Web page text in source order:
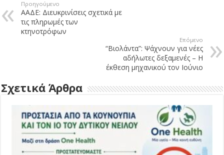
Προηγούμενο
ΑΑΔΕ: Διευκρινίσεις σχετικά με
τις πληρωμές των
κτηνοτρόφων
Επόμενο
“Βιολάντα”: Ψάχνουν για νέες
αδήλωτες δεξαμενές – Η
έκθεση μηχανικού τον Ιούνιο
Σχετικά Άρθρα